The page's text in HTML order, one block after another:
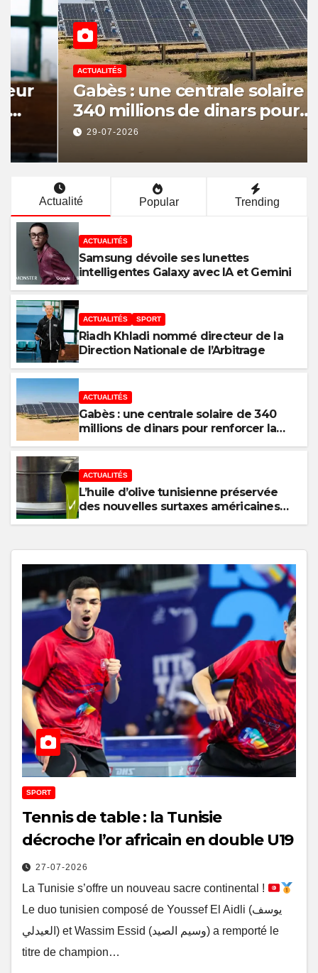
ACTUALITÉS
Gabès : une centrale solaire de
340 millions de dinars pour
renforcer la transition
énergétique et créer 400
29-07-2026
Actualité Popular Trending
ACTUALITÉS
Samsung dévoile ses lunettes
intelligentes Galaxy avec IA et Gemini
ACTUALITÉS SPORT
Riadh Khladi nommé directeur de la
Direction Nationale de l’Arbitrage
ACTUALITÉS
Gabès : une centrale solaire de 340
millions de dinars pour renforcer la
ACTUALITÉS
L’huile d’olive tunisienne préservée
des nouvelles surtaxes américaines
SPORT
Tennis de table : la Tunisie
décroche l’or africain en double U19
27-07-2026
La Tunisie s’offre un nouveau sacre continental !
Le duo tunisien composé de Youssef El Aidli (يوسف
العيدلي) et Wassim Essid (وسيم الصيد) a remporté le
titre de champion…